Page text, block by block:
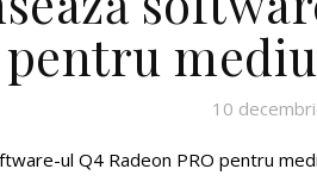
pentru
10
ul Q4 Radeon PRO pentru